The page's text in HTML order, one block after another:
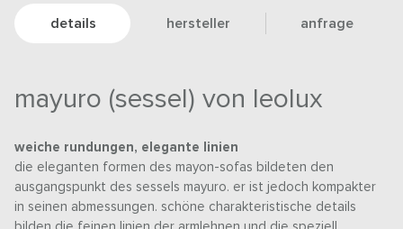
details hersteller anfrage
mayuro (sessel) von leolux
weiche rundungen, elegante linien
die eleganten formen des mayon-sofas bildeten den
ausgangspunkt des sessels mayuro. er ist jedoch kompakter
in seinen abmessungen. schöne charakteristische details